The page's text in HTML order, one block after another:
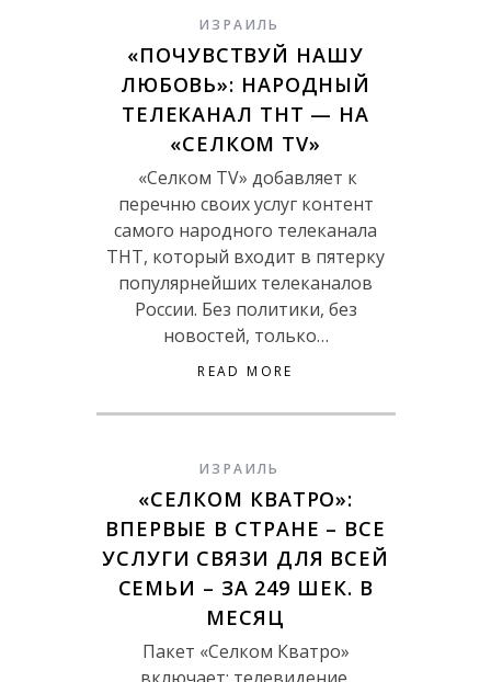
ИЗРАИЛЬ
«ПОЧУВСТВУЙ НАШУ
ЛЮБОВЬ»: НАРОДНЫЙ
ТЕЛЕКАНАЛ ТНТ — НА
«СЕЛКОМ TV»
«Селком TV» добавляет к
перечню своих услуг контент
самого народного телеканала
ТНТ, который входит в пятерку
популярнейших телеканалов
России. Без политики, без
новостей, только…
READ MORE
ИЗРАИЛЬ
«СЕЛКОМ КВАТРО»:
ВПЕРВЫЕ В СТРАНЕ – ВСЕ
УСЛУГИ СВЯЗИ ДЛЯ ВСЕЙ
СЕМЬИ – ЗА 249 ШЕК. В
МЕСЯЦ
Пакет «Селком Кватро»